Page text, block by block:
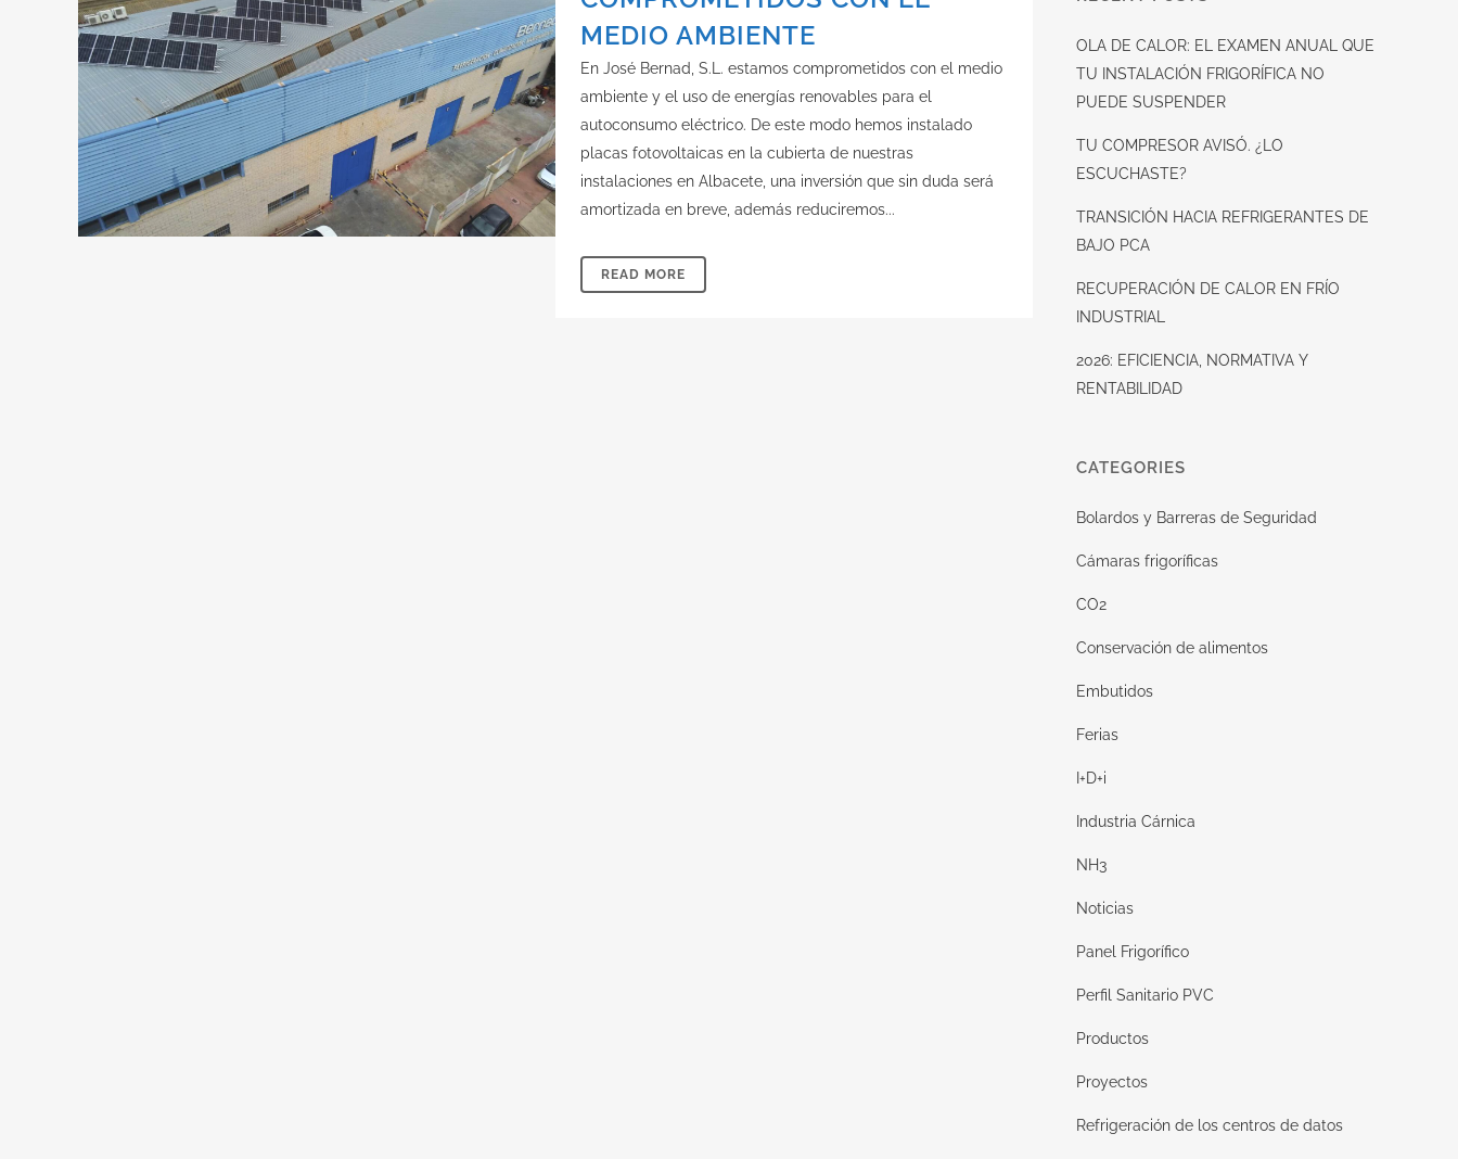
MEDIO AMBIENTE
En José Bernad, S.L. estamos comprometidos con el medio
ambiente y el uso de energías renovables para el
autoconsumo eléctrico. De este modo hemos instalado
placas fotovoltaicas en la cubierta de nuestras
instalaciones en Albacete, una inversión que sin duda será
amortizada en breve, además reduciremos...
READ MORE
OLA DE CALOR: EL EXAMEN ANUAL QUE
TU INSTALACIÓN FRIGORÍFICA NO
PUEDE SUSPENDER
TU COMPRESOR AVISÓ. ¿LO
ESCUCHASTE?
TRANSICIÓN HACIA REFRIGERANTES DE
BAJO PCA
RECUPERACIÓN DE CALOR EN FRÍO
INDUSTRIAL
2026: EFICIENCIA, NORMATIVA Y
RENTABILIDAD
CATEGORIES
Bolardos y Barreras de Seguridad
Cámaras frigoríficas
CO2
Conservación de alimentos
Embutidos
Ferias
I+D+i
Industria Cárnica
NH3
Noticias
Panel Frigorífico
Perfil Sanitario PVC
Productos
Proyectos
Refrigeración de los centros de datos